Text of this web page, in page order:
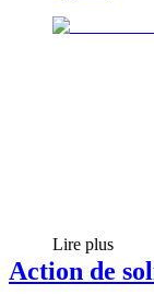
Lire plus
Action de